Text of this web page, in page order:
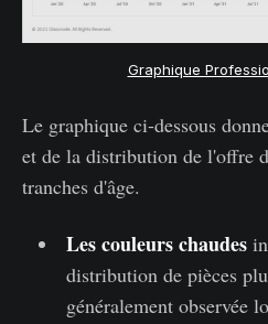
Graphique
Le graphique ci-dessous
et de la distribution de l'offre
tranches d'âge.
Les couleurs chaudes
distribution de pièces
généralement observée